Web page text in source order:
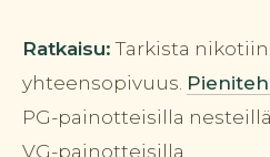
Ratkaisu: Tarkista
yhteensopivuus.
PG-painotteisilla nesteillä,
VG-painotteisilla.